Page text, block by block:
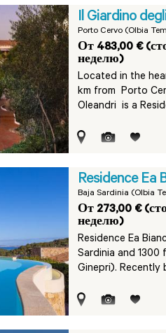
Il Giardino
Porto Cervo (Olbia
От 483,00 €
неделю)
Located in the
km from Porto
Oleandri is a
Residence Ea
Baja Sardinia (Olbia
От 273,00 €
неделю)
Residence Ea
Sardinia and 1300
Ginepri). Recently